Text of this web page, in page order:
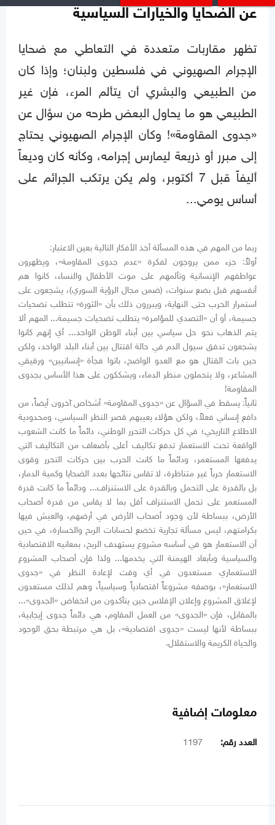
عن الضحايا والخيارات السياسية
تظهر مقاربات متعددة في التعاطي مع ضحايا
الإجرام الصهيوني في فلسطين ولبنان؛ وإذا كان
من الطبيعي والبشري أن يتألم المرء، فإن غير
الطبيعي هو ما يحاول البعض طرحه من سؤال عن
«جدوى المقاومة»! وكأن الإجرام الصهيوني يحتاج
إلى مبرر أو ذريعة ليمارس إجرامه، وكأنه كان وديعاً
أليفاً قبل 7 أكتوبر، ولم يكن يرتكب الجرائم على
أساس يومي...
ربما من المهم في هذه المسألة أخذ الأفكار التالية بعين الاعتبار:
أولاً: جزء ممن يروجون لفكرة «عدم جدوى المقاومة»، ويظهرون
عواطفهم الإنسانية وتألمهم على موت الأطفال والنساء، كانوا هم
أنفسهم قبل بضع سنوات، (ضمن مجال الرؤية السوري)، يشجعون على
استمرار الحرب حتى النهاية، ويبررون ذلك بأن «الثورة» تتطلب تضحيات
جسيمة، أو أن «التصدي للمؤامرة» يتطلب تضحيات جسيمة... المهم ألا
يتم الذهاب نحو حل سياسي بين أبناء الوطن الواحد... أي إنهم كانوا
يشجعون تدفق سيول الدم في حالة اقتتال بين أبناء البلد الواحد، ولكن
حين بات القتال هو مع العدو الواضح، باتوا فجأة «إنسانيين» ورقيقي
المشاعر، ولا يتحملون منظر الدماء، ويشككون على هذا الأساس بجدوى
المقاومة!
ثانياً: يسقط في السؤال عن «جدوى المقاومة» أشخاص آخرون أيضاً، من
دافع إنساني فعلاً، ولكن هؤلاء يعيبهم قصر النظر السياسي، ومحدودية
الاطلاع التاريخي؛ في كل حركات التحرر الوطني، دائماً ما كانت الشعوب
الواقعة تحت الاستعمار تدفع تكاليف أعلى بأضعاف من التكاليف التي
يدفعها المستعمر، ودائماً ما كانت الحرب بين حركات التحرر وقوى
الاستعمار حرباً غير متناظرة، لا تقاس نتائجها بعدد الضحايا وكمية الدمار،
بل بالقدرة على التحمل وبالقدرة على الاستنزاف... ودائماً ما كانت قدرة
المستعمر على تحمل الاستنزاف أقل بما لا يقاس من قدرة أصحاب
الأرض، ببساطة لأن وجود أصحاب الأرض في أرضهم، والعيش فيها
بكرامتهم، ليس مسألة تجارية تخضع لحسابات الربح والخسارة، في حين
أن الاستعمار هو في أساسه مشروع يستهدف الربح، بمعانيه الاقتصادية
والسياسية وبأبعاد الهيمنة التي يخدمها... ولذا فإن أصحاب المشروع
الاستعماري مستعدون في أي وقت لإعادة النظر في «جدوى
الاستعمار»، بوصفه مشروعاً اقتصادياً وسياسياً، وهم لذلك مستعدون
لإغلاق المشروع وإعلان الإفلاس حين يتأكدون من انخفاض «الجدوى»...
بالمقابل، فإن «الجدوى» من العمل المقاوم، هي دائماً جدوى إيجابية،
ببساطة لأنها ليست «جدوى اقتصادية»، بل هي مرتبطة بحق الوجود
والحياة الكريمة والاستقلال.
معلومات إضافية
العدد رقم: 1197